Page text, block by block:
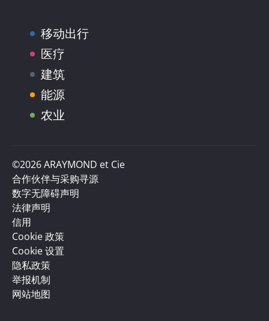
移动出行
医疗
建筑
能源
农业
©2026 ARAYMOND et Cie
合作伙伴与采购寻源
数字无障碍声明
法律声明
信用
Cookie 政策
Cookie 设置
隐私政策
举报机制
网站地图